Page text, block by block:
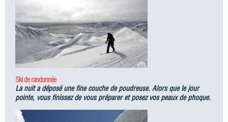
Ski de randonnée
La nuit a déposé une fine couche de poudreuse. Alors que le jour
pointe, vous finissez de vous préparer et posez vos peaux de phoque.